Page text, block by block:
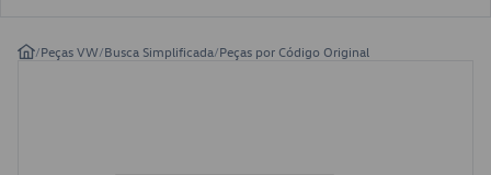
/Peças VW/Busca Simplificada/Peças por Código Original